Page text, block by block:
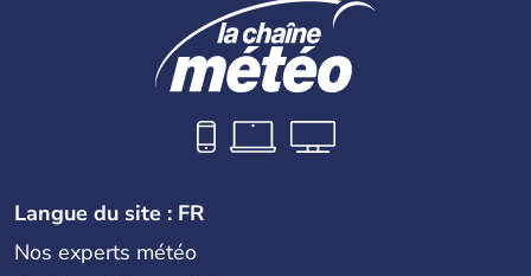
Langue du site : FR
Nos experts météo